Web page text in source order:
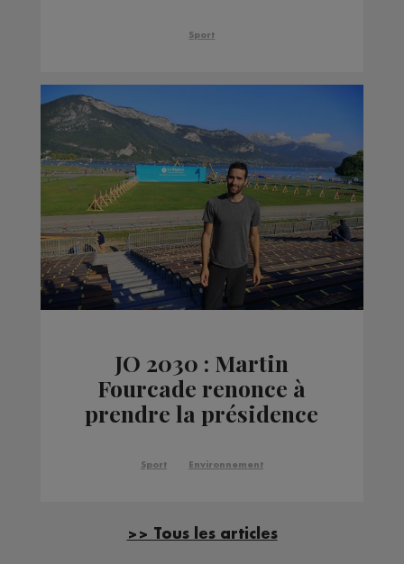
Sport
JO 2030 : Martin
Fourcade renonce à
prendre la présidence
d'organisation
Sport Environnement
>> Tous les articles